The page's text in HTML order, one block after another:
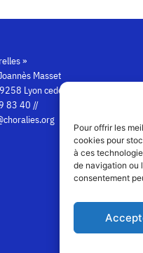
Pour offrir les
cookies pour
à ces
de navigation ou
consentement
»
Masset
Lyon cedex 09
83 40 //